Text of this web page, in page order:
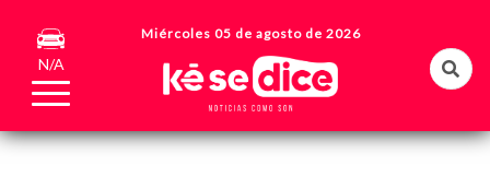
N/A
Miércoles 05 de agosto de 2026